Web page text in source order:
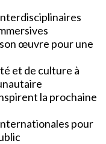
œuvre pour une
et de culture à
la prochaine
pour